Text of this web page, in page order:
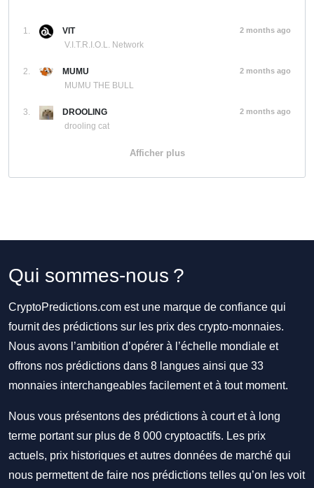
1.
VIT
V.I.T.R.I.O.L. Network
2 months ago
2.
MUMU
MUMU THE BULL
2 months ago
3.
DROOLING
drooling cat
2 months ago
Afficher plus
Qui sommes-nous ?
CryptoPredictions.com est une marque de confiance qui
fournit des prédictions sur les prix des crypto-monnaies.
Nous avons l’ambition d’opérer à l’échelle mondiale et
offrons nos prédictions dans 8 langues ainsi que 33
monnaies interchangeables facilement et à tout moment.
Nous vous présentons des prédictions à court et à long
terme portant sur plus de 8 000 cryptoactifs. Les prix
actuels, prix historiques et autres données de marché qui
nous permettent de faire nos prédictions telles qu’on les voit